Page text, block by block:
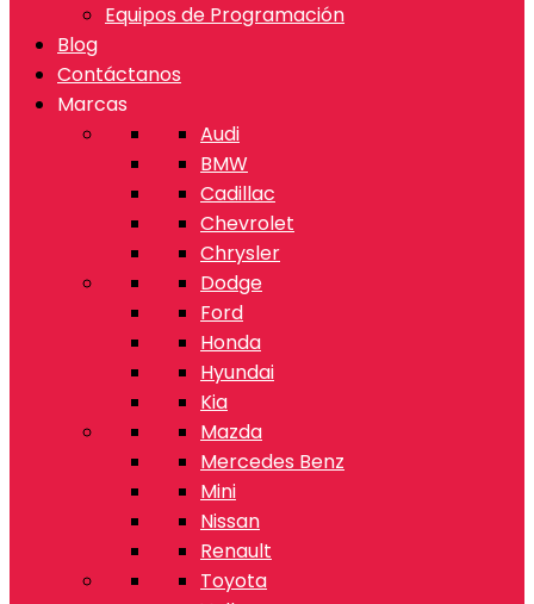
Equipos de Programación
Blog
Contáctanos
Marcas
Audi
BMW
Cadillac
Chevrolet
Chrysler
Dodge
Ford
Honda
Hyundai
Kia
Mazda
Mercedes Benz
Mini
Nissan
Renault
Toyota